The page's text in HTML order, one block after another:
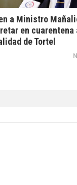
a Ministro
en cuarentena
de Tortel